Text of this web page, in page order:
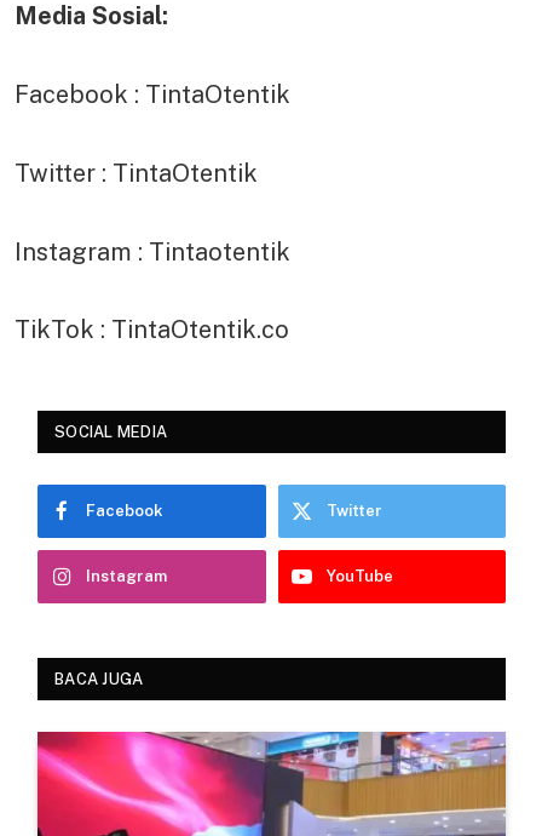
Media Sosial:
Facebook : TintaOtentik
Twitter : TintaOtentik
Instagram : Tintaotentik
TikTok : TintaOtentik.co
SOCIAL MEDIA
Facebook Twitter
Instagram YouTube
BACA JUGA